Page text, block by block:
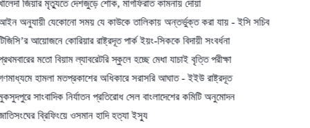
মৃত্যুতে দেশজুড়ে শোক, মাগফিরাত কামনায় দোয়া
যেকোনো সময় যে কাউকে তালিকায় অন্তর্ভুক্ত করা যায় - ইসি সচিব
কোরিয়ার রাষ্ট্রদূত পার্ক ইয়ং-সিককে বিদায়ী সংবর্ধনা
বিয়াম ল্যাবরেটরি স্কুলে হচ্ছে মেধা যাচাই বৃত্তি পরীক্ষা
মতপ্রকাশের অধিকারে সরাসরি আঘাত - ইইউ রাষ্ট্রদূত
নির্যাতন প্রতিরোধ সেল বাংলাদেশের কমিটি অনুমোদন
ওসমান হাদি হত্যা ইস্যু